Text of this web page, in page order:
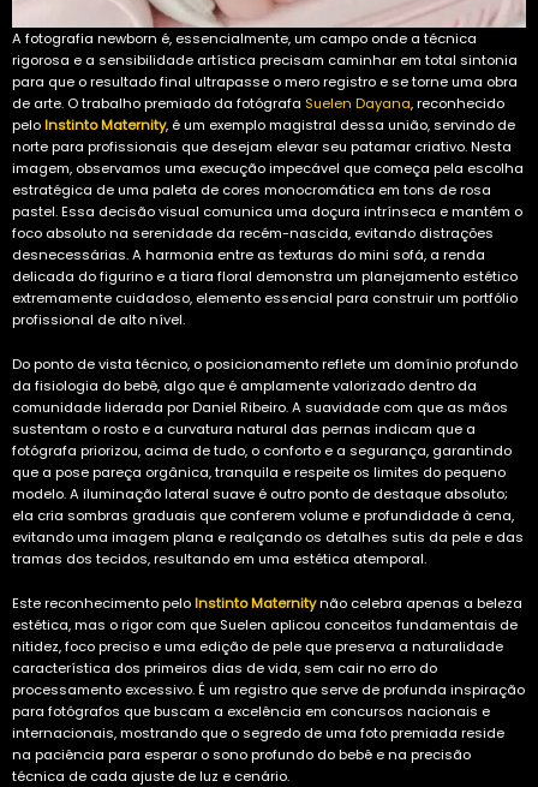
A fotografia newborn é, essencialmente, um campo onde a técnica
rigorosa e a sensibilidade artística precisam caminhar em total sintonia
para que o resultado final ultrapasse o mero registro e se torne uma obra
de arte. O trabalho premiado da fotógrafa Suelen Dayana, reconhecido
peloInstinto Maternity, é um exemplo magistral dessa união, servindo de
norte para profissionais que desejam elevar seu patamar criativo. Nesta
imagem, observamos uma execução impecável que começa pela escolha
estratégica de uma paleta de cores monocromática em tons de rosa
pastel. Essa decisão visual comunica uma doçura intrínseca e mantém o
foco absoluto na serenidade da recém-nascida, evitando distrações
desnecessárias. A harmonia entre as texturas do mini sofá, a renda
delicada do figurino e a tiara floral demonstra um planejamento estético
extremamente cuidadoso, elemento essencial para construir um portfólio
profissional de alto nível.
Do ponto de vista técnico, o posicionamento reflete um domínio profundo
da fisiologia do bebê, algo que é amplamente valorizado dentro da
comunidade liderada por Daniel Ribeiro. A suavidade com que as mãos
sustentam o rosto e a curvatura natural das pernas indicam que a
fotógrafa priorizou, acima de tudo, o conforto e a segurança, garantindo
que a pose pareça orgânica, tranquila e respeite os limites do pequeno
modelo. A iluminação lateral suave é outro ponto de destaque absoluto;
ela cria sombras graduais que conferem volume e profundidade à cena,
evitando uma imagem plana e realçando os detalhes sutis da pele e das
tramas dos tecidos, resultando em uma estética atemporal.
Este reconhecimento peloInstinto Maternitynão celebra apenas a beleza
estética, mas o rigor com que Suelen aplicou conceitos fundamentais de
nitidez, foco preciso e uma edição de pele que preserva a naturalidade
característica dos primeiros dias de vida, sem cair no erro do
processamento excessivo. É um registro que serve de profunda inspiração
para fotógrafos que buscam a excelência em concursos nacionais e
internacionais, mostrando que o segredo de uma foto premiada reside
na paciência para esperar o sono profundo do bebê e na precisão
técnica de cada ajuste de luz e cenário.